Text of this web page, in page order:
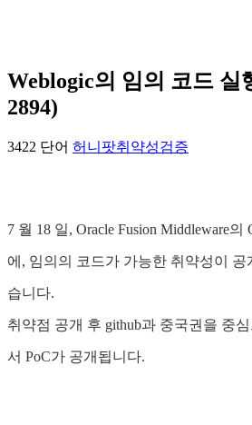
Weblogic의 임의 코드 실
2894)
3422 단어 허니팟취약성검증
7 월 18 일, Oracle Fusion Middleware의
에, 임의의 코드가 가능한 취약성이 공
습니다.
취약점 공개 후 github과 중국권을 중
서 PoC가 공개됩니다.